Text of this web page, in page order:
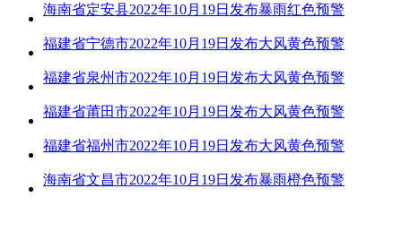
海南省定安县2022年10月19日发布暴雨红色预警
福建省宁德市2022年10月19日发布大风黄色预警
福建省泉州市2022年10月19日发布大风黄色预警
福建省莆田市2022年10月19日发布大风黄色预警
福建省福州市2022年10月19日发布大风黄色预警
海南省文昌市2022年10月19日发布暴雨橙色预警